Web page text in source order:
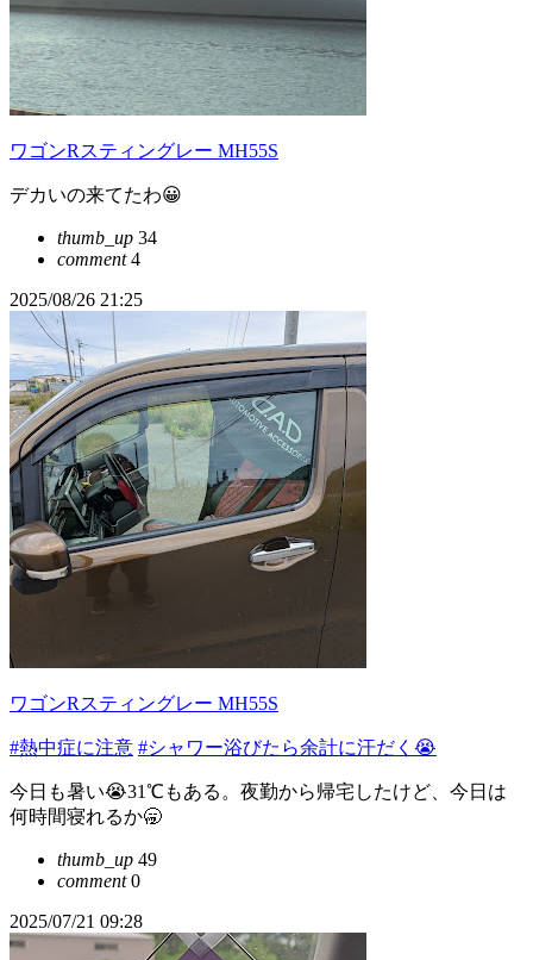
ワゴンRスティングレー MH55S
デカいの来てたわ😀
thumb_up 34
comment4
2025/08/26 21:25
ワゴンRスティングレー MH55S
#熱中症に注意 #シャワー浴びたら余計に汗だく😭
今日も暑い😭31℃もある。夜勤から帰宅したけど、今日は
何時間寝れるか🥱
thumb_up 49
comment0
2025/07/21 09:28